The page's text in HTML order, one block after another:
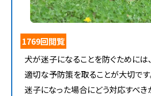
1769回閲覧
犬が迷子になることを防ぐためには
適切な予防策を取ることが大切です
迷子になった場合にどう対応すべき